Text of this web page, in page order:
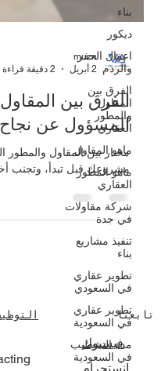
بناء
ديكور
اعمال الحفر
والردم
الفرق بين
المقاول
والمطور
العقاري
ماهو المقاول
ماهو المطور
العقاري
شركة مقاولات
في جدة
تنفيذ مشاريع
بناء
تطوير عقاري
في السعودي
تطوير عقاري
في السعودية
مدة التشطيب
في السعودية
muzn
2 أبريل
الفرق بين
المسؤول عن
محتار بين المقاول والمطور
مشروعك قبل تبدأ، وتجنب